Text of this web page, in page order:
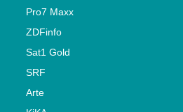
Pro7 Maxx
ZDFinfo
Sat1 Gold
SRF
Arte